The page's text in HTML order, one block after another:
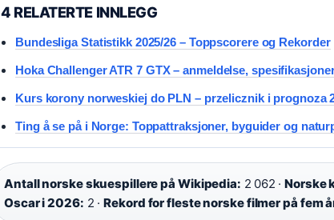
4 RELATERTE INNLEGG
Bundesliga Statistikk 2025/26 – Toppscorere og Rekorder
Hoka Challenger ATR 7 GTX – anmeldelse,
Kurs korony norweskiej do PLN – przelicznik i prognoza
Ting å se på i Norge: Toppattraksjoner, byguider og
Antall norske skuespillere på Wikipedia: 2 062 ·Norske
Oscar i 2026: 2 ·Rekord for fleste norske filmer på fem